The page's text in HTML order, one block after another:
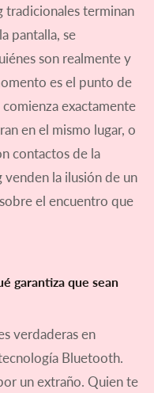
tradicionales terminan
pantalla, se
son realmente y
es el punto de
exactamente
en el mismo lugar, o
contactos de la
venden la ilusión de un
el encuentro que
garantiza que sean
verdaderas en
Bluetooth.
un extraño. Quien te